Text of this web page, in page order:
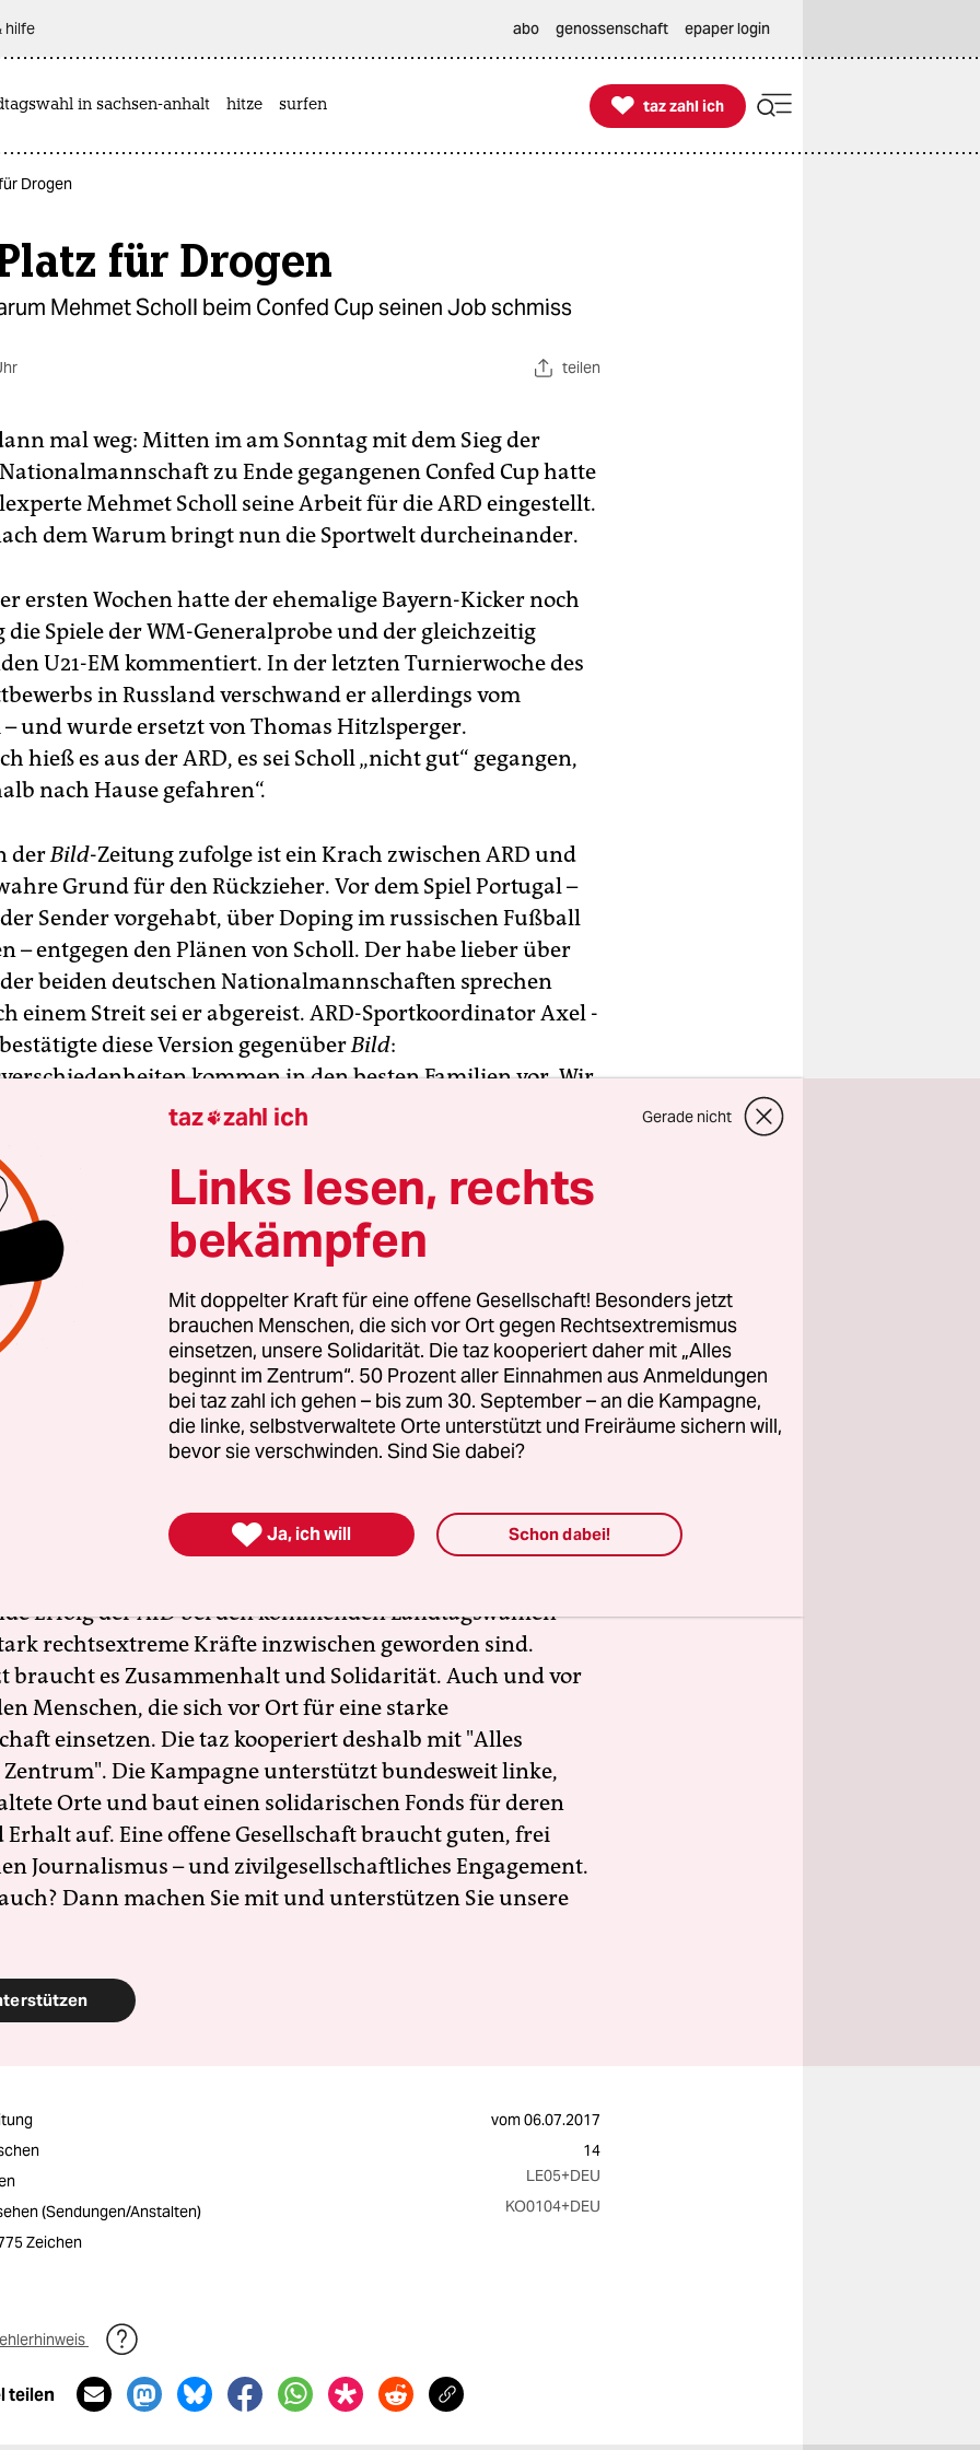
hilfe abo genossenschaft epaper login
in sachsen-anhalt hitze surfen 
taz zahl ich
taz zahl ich
Drogen
für Drogen
Mehmet Scholl beim Confed Cup seinen Job schmiss
teilen
mal weg: Mitten im am Sonntag mit dem Sieg der
zu Ende gegangenen Confed Cup hatte
Mehmet Scholl seine Arbeit für die ARD eingestellt.
dem Warum bringt nun die Sportwelt durcheinander.
ersten Wochen hatte der ehemalige Bayern-­Kicker noch
Spiele der WM-Generalprobe und der gleichzeitig
U21-EM kommentiert. In der letzten Turnierwoche des
in Russland verschwand er allerdings vom
und wurde ersetzt von Thomas Hitzlsperger.
hieß es aus der ARD, es sei Scholl „nicht gut“ gegangen,
nach Hause gefahren“.
derBild-­Zeitung zufolge ist ein Krach zwischen ARD und
Grund für den Rückzieher. Vor dem Spiel Portugal –
Sender vorgehabt, über ­Doping im russischen Fußball
– entgegen den Plänen von Scholl. Der habe lieber über
beiden deutschen Nationalmannschaften sprechen
einem Streit sei er abgereist. ARD-Sportkoordinator Axel
diese Version gegenüberBild:
kommen in den besten Familien vor. Wir
in den nächsten Wochen klären.“ Laut
­Sender zusammenarbeiten.
Confed-Cup-Aus stand der Exfußballer in der Kritik
Sprüche und mangelnder Analyse. Ein
Witz über Ronaldo löste einen Shitstorm in den
aus. Angesprochen auf dessen Steueraffäre, hatte
„Vielleicht kommt Cristiano Ronaldo ja wirklich in den
mache ich mir Sorgen, dass er als ‚Miss September‘
hatten ihm daraufhin Homophobie vorgeworfen.
stärken
Erfolg der AfD bei den kommenden Landtagswahlen
rechtsextreme Kräfte inzwischen geworden sind.
braucht es Zusammenhalt und Solidarität. Auch und vor
Menschen, die sich vor Ort für eine starke
einsetzen. Die taz kooperiert deshalb mit "Alles
Die Kampagne unterstützt bundesweit linke,
Orte und baut einen solidarischen Fonds für deren
Erhalt auf. Eine offene Gesellschaft braucht guten, frei
Journalismus – und zivilgesellschaftliches Engagement.
Dann machen Sie mit und unterstützen Sie unsere
vom06.07.2017
14
LE05+DEU
(Sendungen/Anstalten)
KO0104+DEU
Zeichen
teilen
taz zahl ich Gerade nicht
Links lesen, rechts
bekämpfen
Mit doppelter Kraft für eine offene Gesellschaft! Besonders jetzt
brauchen Menschen, die sich vor Ort gegen Rechtsextremismus
einsetzen, unsere Solidarität. Die taz kooperiert daher mit „Alles
beginnt im Zentrum“. 50 Prozent aller Einnahmen aus Anmeldungen
bei taz zahl ich gehen – bis zum 30. September – an die Kampagne,
die linke, selbstverwaltete Orte unterstützt und Freiräume sichern will,
bevor sie verschwinden. Sind Sie dabei?
 Ja, ich will Schon dabei!